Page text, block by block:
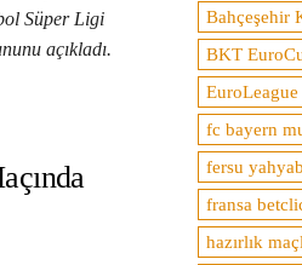
Süper Ligi
açıkladı.
Bahçeşehir
BKT
EuroLeague
fc bayern
fersu
fransa
hazırlık